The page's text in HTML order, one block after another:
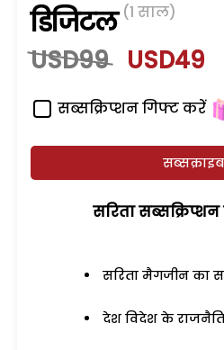
डिजिटल (1 साल)
USD99 USD49
सब्सक्रिप्शन गिफ्ट करें
सरिता
सरिता मैगजीन का
देश विदेश के